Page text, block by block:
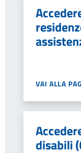
VAI ALLA
disabili